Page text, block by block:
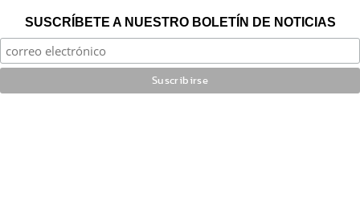
SUSCRÍBETE A NUESTRO BOLETÍN DE NOTICIAS